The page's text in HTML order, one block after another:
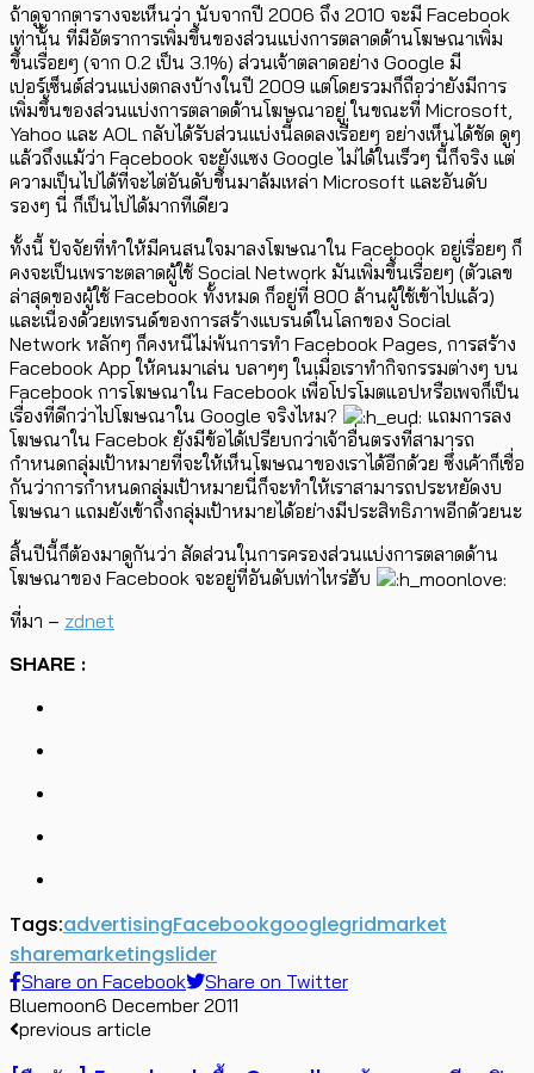
ถ้าดูจากตารางจะเห็นว่า นับจากปี 2006 ถึง 2010 จะมี Facebook
เท่านั้น ที่มีอัตราการเพิ่มขึ้นของส่วนแบ่งการตลาดด้านโฆษณาเพิ่ม
ขึ้นเรื่อยๆ (จาก 0.2 เป็น 3.1%) ส่วนเจ้าตลาดอย่าง Google มี
เปอร์เซ็นต์ส่วนแบ่งตกลงบ้างในปี 2009 แต่โดยรวมก็ถือว่ายังมีการ
เพิ่มขึ้นของส่วนแบ่งการตลาดด้านโฆษณาอยู่ ในขณะที่ Microsoft,
Yahoo และ AOL กลับได้รับส่วนแบ่งนี้ลดลงเรื่อยๆ อย่างเห็นได้ชัด ดูๆ
แล้วถึงแม้ว่า Facebook จะยังแซง Google ไม่ได้ในเร็วๆ นี้ก็จริง แต่
ความเป็นไปได้ที่จะไต่อันดับขึ้นมาล้มเหล่า Microsoft และอันดับ
รองๆ นี่ ก็เป็นไปได้มากทีเดียว
ทั้งนี้ ปัจจัยที่ทำให้มีคนสนใจมาลงโฆษณาใน Facebook อยู่เรื่อยๆ ก็
คงจะเป็นเพราะตลาดผู้ใช้ Social Network มันเพิ่มขึ้นเรื่อยๆ (ตัวเลข
ล่าสุดของผู้ใช้ Facebook ทั้งหมด ก็อยู่ที่ 800 ล้านผู้ใช้เข้าไปแล้ว)
และเนื่องด้วยเทรนด์ของการสร้างแบรนด์ในโลกของ Social
Network หลักๆ ก็คงหนีไม่พ้นการทำ Facebook Pages, การสร้าง
Facebook App ให้คนมาเล่น บลาๆๆ ในเมื่อเราทำกิจกรรมต่างๆ บน
Facebook การโฆษณาใน Facebook เพื่อโปรโมตแอปหรือเพจก็เป็น
เรื่องที่ดีกว่าไปโฆษณาใน Google จริงไหม?
แถมการลง
โฆษณาใน Facebok ยังมีข้อได้เปรียบกว่าเจ้าอื่นตรงที่สามารถ
กำหนดกลุ่มเป้าหมายที่จะให้เห็นโฆษณาของเราได้อีกด้วย ซึ่งเค้าก็เชื่อ
กันว่าการกำหนดกลุ่มเป้าหมายนี่ก็จะทำให้เราสามารถประหยัดงบ
โฆษณา แถมยังเข้าถึงกลุ่มเป้าหมายได้อย่างมีประสิทธิภาพอีกด้วยนะ
สิ้นปีนี้ก็ต้องมาดูกันว่า สัดส่วนในการครองส่วนแบ่งการตลาดด้าน
โฆษณาของ Facebook จะอยู่ที่อันดับเท่าไหร่ฮับ
ที่มา – zdnet
SHARE :
Tags:advertisingFacebookgooglegridmarket
sharemarketingslider
Share on Facebook
Share on Twitter
Bluemoon6 December 2011
previous article